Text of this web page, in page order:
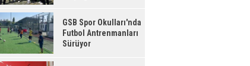
GSB Spor Okulları'nda
Futbol Antrenmanları
Sürüyor